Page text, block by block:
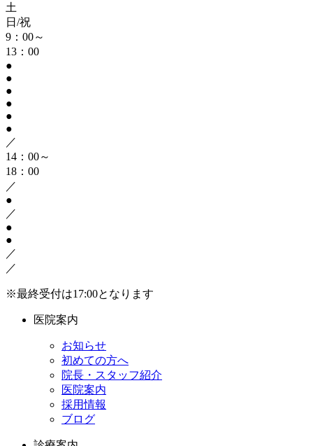
土
日/祝
9：00～
13：00
●
●
●
●
●
●
／
14：00～
18：00
／
●
／
●
●
／
／
※最終受付は17:00となります
医院案内
お知らせ
初めての方へ
院長・スタッフ紹介
医院案内
採用情報
ブログ